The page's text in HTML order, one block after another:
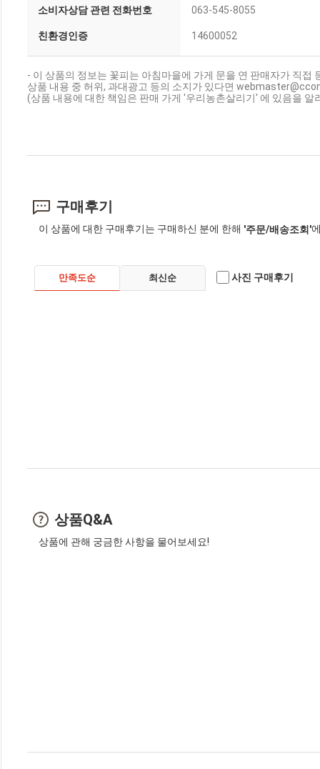
소비자상담 관련 전화번호 063-545-8055
친환경인증 14600052
- 이 상품의 정보는 꽃피는 아침마을에 가게 문을 연 판매자가 직접
상품 내용 중 허위, 과대광고 등의 소지가 있다면
(상품 내용에 대한 책임은 판매 가게 '우리농촌살리기' 에 있음을 알
구매후기
이 상품에 대한 구매후기는 구매하신 분에 한해 '주문/배송조회'
만족도순 최신순 사진 구매후기
상품Q&A
상품에 관해 궁금한 사항을 물어보세요!